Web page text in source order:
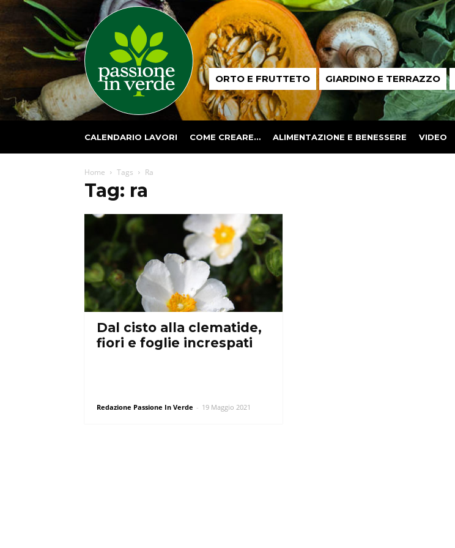
Passione
in ORTO E FRUTTETO GIARDINO E TERRAZZO
CALENDARIO LAVORI COME CREARE… ALIMENTAZIONE E BENESSERE VIDEO
Home Tags Ra
Tag: ra
Dal cisto alla clematide,
fiori e foglie increspati
Redazione Passione In Verde - 19 Maggio 2021